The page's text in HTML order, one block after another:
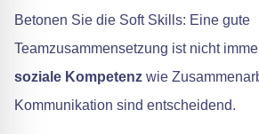
Betonen Sie die Soft Skills: Eine gute
Teamzusammensetzung ist nicht
soziale Kompetenz wie
Kommunikation sind entscheidend.